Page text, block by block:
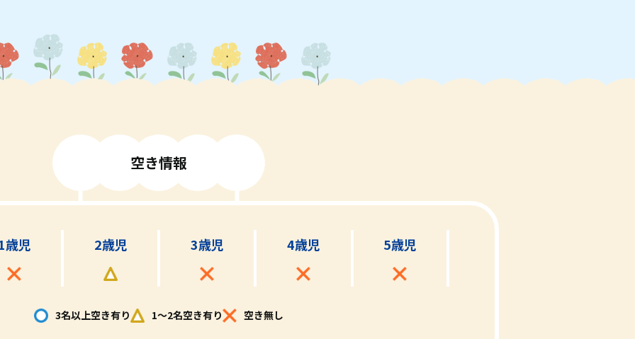
空き情報
歳児 2歳児 3歳児 4歳児 5歳児
3名以上空き有り 1～2名空き有り 空き無し